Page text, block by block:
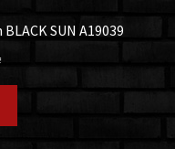
SUN A19039